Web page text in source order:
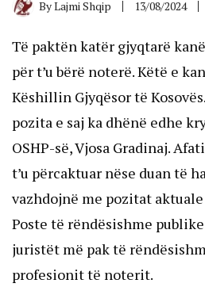
ByLajmi Shqip 13/08/2024
Të paktën katër gjyqtarë
për t’u bërë noterë. Këtë e
Këshillin Gjyqësor të
pozita e saj ka dhënë edhe
OSHP-së, Vjosa Gradinaj.
t’u përcaktuar nëse duan të
vazhdojnë me pozitat
Poste të rëndësishme
juristët më pak të
profesionit të noterit.